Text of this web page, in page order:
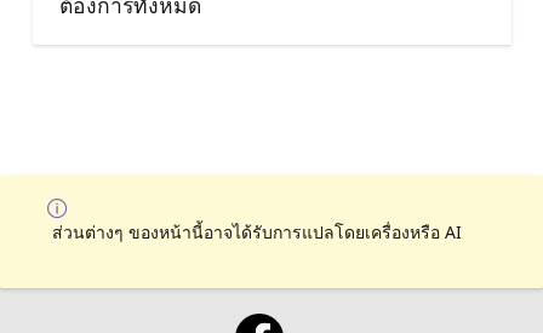
ส่วนต่างๆ ของหน้านี้อาจได้รับการแปลโดยเครื่องหรือ AI